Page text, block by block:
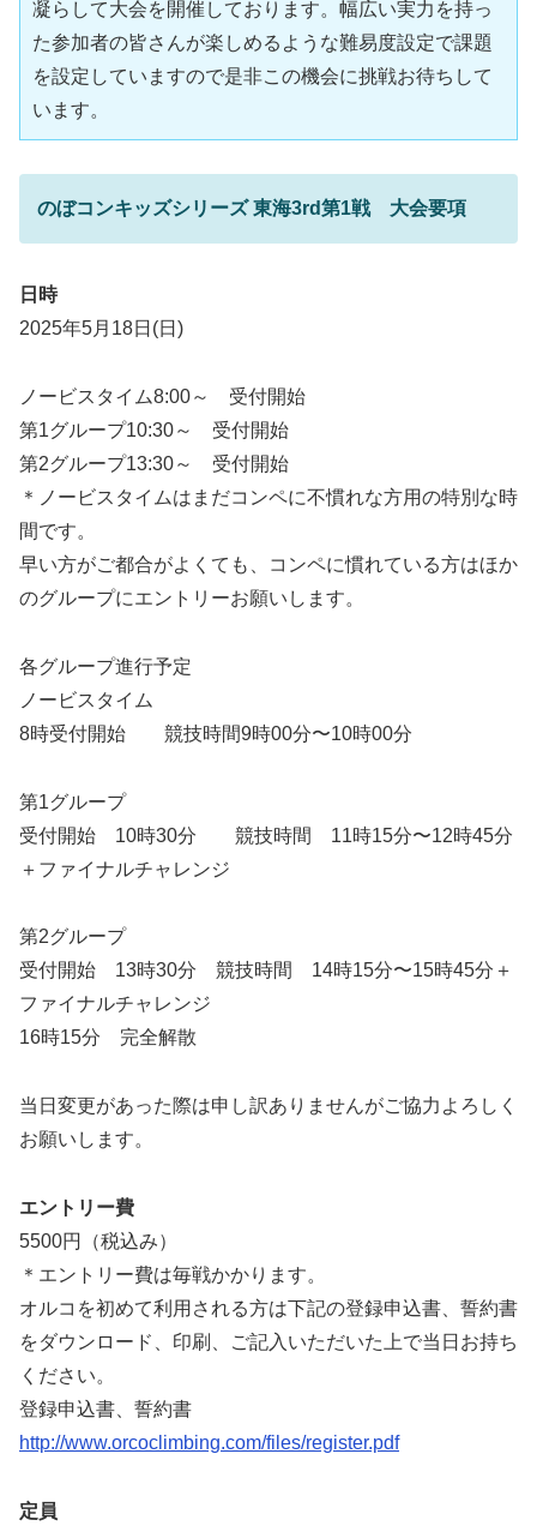
凝らして大会を開催しております。幅広い実力を持っ
た参加者の皆さんが楽しめるような難易度設定で課題
を設定していますので是非この機会に挑戦お待ちして
います。
のぼコンキッズシリーズ 東海3rd第1戦 大会要項
日時
2025年5月18日(日)
ノービスタイム8:00～ 受付開始
第1グループ10:30～ 受付開始
第2グループ13:30～ 受付開始
＊ノービスタイムはまだコンペに不慣れな方用の特別な時
間です。
早い方がご都合がよくても、コンペに慣れている方はほか
のグループにエントリーお願いします。
各グループ進行予定
ノービスタイム
8時受付開始 競技時間9時00分〜10時00分
第1グループ
受付開始 10時30分 競技時間 11時15分〜12時45分
＋ファイナルチャレンジ
第2グループ
受付開始 13時30分 競技時間 14時15分〜15時45分＋
ファイナルチャレンジ
16時15分 完全解散
当日変更があった際は申し訳ありませんがご協力よろしく
お願いします。
エントリー費
5500円（税込み）
＊エントリー費は毎戦かかります。
オルコを初めて利用される方は下記の登録申込書、誓約書
をダウンロード、印刷、ご記入いただいた上で当日お持ち
ください。
登録申込書、誓約書
http://www.orcoclimbing.com/files/register.pdf
定員